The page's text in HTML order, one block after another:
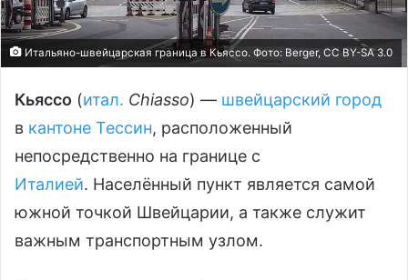
Итальяно-швейцарская граница в Кьяссо. Фото: Berger, CC BY-SA 3.0
Кьяссо (итал. Chiasso) — швейцарский город
в кантоне Тессин, расположенный
непосредственно на границе с
Италией. Населённый пункт является самой
южной точкой Швейцарии, а также служит
важным транспортным узлом.